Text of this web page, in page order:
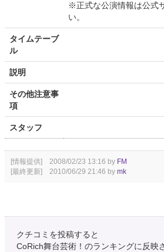
※正式な公演情報は公式
い。
タイムテーブ
ル
説明
その他注意事
項
スタッフ
[情報提供] 2008/02/23 13:16 by FM
[最終更新] 2010/06/29 21:46 by mk
クチコミを投稿すると
CoRich舞台芸術！のランキングに反映